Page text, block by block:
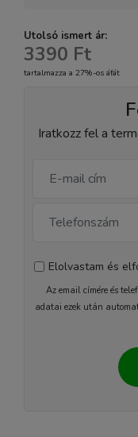
Utolsó ismert ár:
3390 Ft
tartalmazza a 27%-os áfát
Iratkozz fel a
Elolvastam és
Az email címére és
adatai ezek után